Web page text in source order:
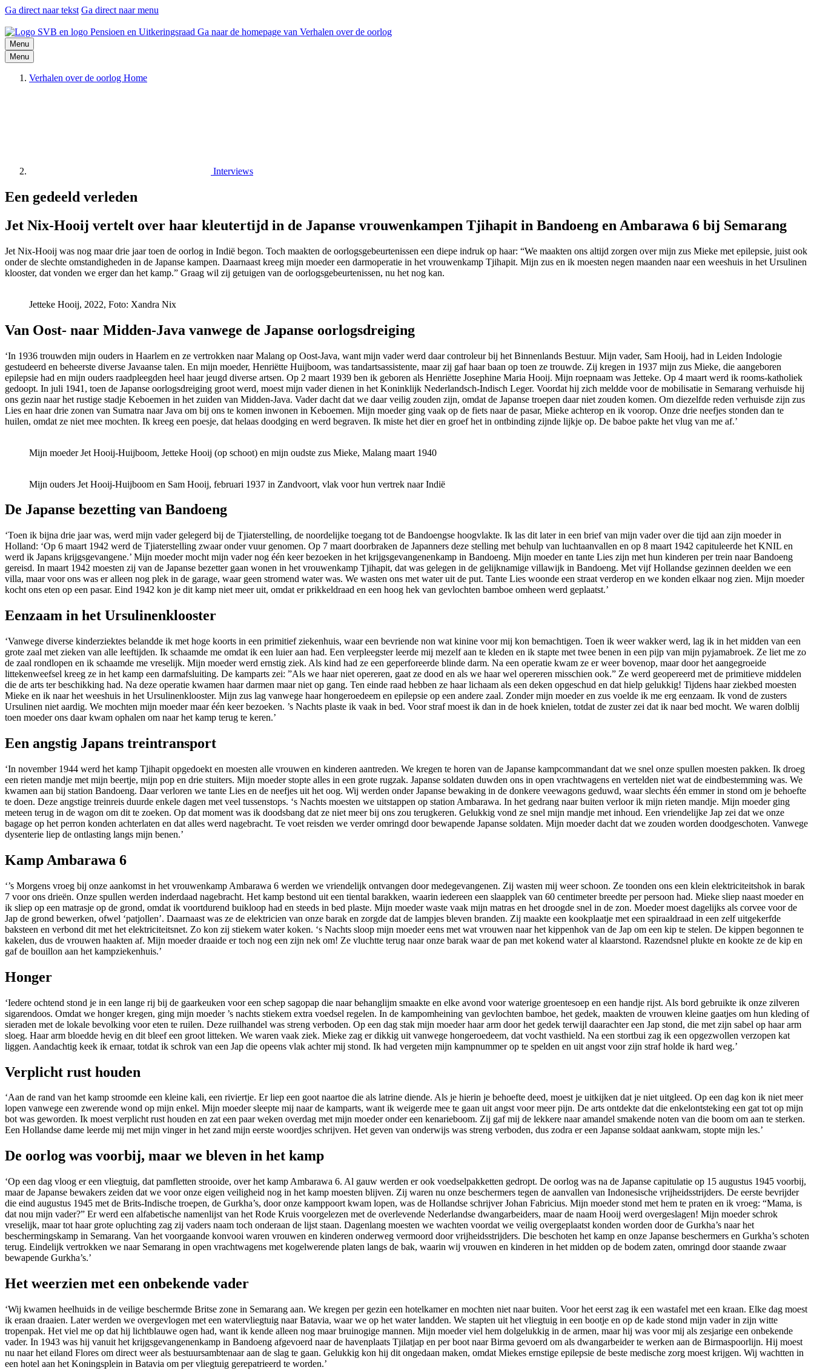
Ga direct naar tekst Ga direct naar menu
Ga naar de homepage van Verhalen over de oorlog
Menu
Menu
Verhalen over de oorlog Home
Interviews
Een gedeeld verleden
Jet Nix-Hooij vertelt over haar kleutertijd in de Japanse vrouwenkampen Tjihapit in Bandoeng en Ambarawa 6 bij Semarang
Jet Nix-Hooij was nog maar drie jaar toen de oorlog in Indië begon. Toch maakten de oorlogsgebeurtenissen een diepe indruk op haar: “We maakten ons altijd zorgen over mijn zus Mieke met epilepsie, juist ook
onder de slechte omstandigheden in de Japanse kampen. Daarnaast kreeg mijn moeder een darmoperatie in het vrouwenkamp Tjihapit. Mijn zus en ik moesten negen maanden naar een weeshuis in het Ursulinen
klooster, dat vonden we erger dan het kamp.” Graag wil zij getuigen van de oorlogsgebeurtenissen, nu het nog kan.
Jetteke Hooij, 2022, Foto: Xandra Nix
Van Oost- naar Midden-Java vanwege de Japanse oorlogsdreiging
‘In 1936 trouwden mijn ouders in Haarlem en ze vertrokken naar Malang op Oost-Java, want mijn vader werd daar controleur bij het Binnenlands Bestuur. Mijn vader, Sam Hooij, had in Leiden Indologie
gestudeerd en beheerste diverse Javaanse talen. En mijn moeder, Henriëtte Huijboom, was tandartsassistente, maar zij gaf haar baan op toen ze trouwde. Zij kregen in 1937 mijn zus Mieke, die aangeboren
epilepsie had en mijn ouders raadpleegden heel haar jeugd diverse artsen. Op 2 maart 1939 ben ik geboren als Henriëtte Josephine Maria Hooij. Mijn roepnaam was Jetteke. Op 4 maart werd ik rooms-katholiek
gedoopt. In juli 1941, toen de Japanse oorlogsdreiging groot werd, moest mijn vader dienen in het Koninklijk Nederlandsch-Indisch Leger. Voordat hij zich meldde voor de mobilisatie in Semarang verhuisde hij
ons gezin naar het rustige stadje Keboemen in het zuiden van Midden-Java. Vader dacht dat we daar veilig zouden zijn, omdat de Japanse troepen daar niet zouden komen. Om diezelfde reden verhuisde zijn zus
Lies en haar drie zonen van Sumatra naar Java om bij ons te komen inwonen in Keboemen. Mijn moeder ging vaak op de fiets naar de pasar, Mieke achterop en ik voorop. Onze drie neefjes stonden dan te
huilen, omdat ze niet mee mochten. Ik kreeg een poesje, dat helaas doodging en werd begraven. Ik miste het dier en groef het in ontbinding zijnde lijkje op. De baboe pakte het vlug van me af.’
Mijn moeder Jet Hooij-Huijboom, Jetteke Hooij (op schoot) en mijn oudste zus Mieke, Malang maart 1940
Mijn ouders Jet Hooij-Huijboom en Sam Hooij, februari 1937 in Zandvoort, vlak voor hun vertrek naar Indië
De Japanse bezetting van Bandoeng
‘Toen ik bijna drie jaar was, werd mijn vader gelegerd bij de Tjiaterstelling, de noordelijke toegang tot de Bandoengse hoogvlakte. Ik las dit later in een brief van mijn vader over die tijd aan zijn moeder in
Holland: ‘Op 6 maart 1942 werd de Tjiaterstelling zwaar onder vuur genomen. Op 7 maart doorbraken de Japanners deze stelling met behulp van luchtaanvallen en op 8 maart 1942 capituleerde het KNIL en
werd ik Japans krijgsgevangene.’ Mijn moeder mocht mijn vader nog één keer bezoeken in het krijgsgevangenenkamp in Bandoeng. Mijn moeder en tante Lies zijn met hun kinderen per trein naar Bandoeng
gereisd. In maart 1942 moesten zij van de Japanse bezetter gaan wonen in het vrouwenkamp Tjihapit, dat was gelegen in de gelijknamige villawijk in Bandoeng. Met vijf Hollandse gezinnen deelden we een
villa, maar voor ons was er alleen nog plek in de garage, waar geen stromend water was. We wasten ons met water uit de put. Tante Lies woonde een straat verderop en we konden elkaar nog zien. Mijn moeder
kocht ons eten op een pasar. Eind 1942 kon je dit kamp niet meer uit, omdat er prikkeldraad en een hoog hek van gevlochten bamboe omheen werd geplaatst.’
Eenzaam in het Ursulinenklooster
‘Vanwege diverse kinderziektes belandde ik met hoge koorts in een primitief ziekenhuis, waar een bevriende non wat kinine voor mij kon bemachtigen. Toen ik weer wakker werd, lag ik in het midden van een
grote zaal met zieken van alle leeftijden. Ik schaamde me omdat ik een luier aan had. Een verpleegster leerde mij mezelf aan te kleden en ik stapte met twee benen in een pijp van mijn pyjamabroek. Ze liet me zo
de zaal rondlopen en ik schaamde me vreselijk. Mijn moeder werd ernstig ziek. Als kind had ze een geperforeerde blinde darm. Na een operatie kwam ze er weer bovenop, maar door het aangegroeide
littekenweefsel kreeg ze in het kamp een darmafsluiting. De kamparts zei: ”Als we haar niet opereren, gaat ze dood en als we haar wel opereren misschien ook.” Ze werd geopereerd met de primitieve middelen
die de arts ter beschikking had. Na deze operatie kwamen haar darmen maar niet op gang. Ten einde raad hebben ze haar lichaam als een deken opgeschud en dat hielp gelukkig! Tijdens haar ziekbed moesten
Mieke en ik naar het weeshuis in het Ursulinenklooster. Mijn zus lag vanwege haar hongeroedeem en epilepsie op een andere zaal. Zonder mijn moeder en zus voelde ik me erg eenzaam. Ik vond de zusters
Ursulinen niet aardig. We mochten mijn moeder maar één keer bezoeken. ’s Nachts plaste ik vaak in bed. Voor straf moest ik dan in de hoek knielen, totdat de zuster zei dat ik naar bed mocht. We waren dolblij
toen moeder ons daar kwam ophalen om naar het kamp terug te keren.’
Een angstig Japans treintransport
‘In november 1944 werd het kamp Tjihapit opgedoekt en moesten alle vrouwen en kinderen aantreden. We kregen te horen van de Japanse kampcommandant dat we snel onze spullen moesten pakken. Ik droeg
een rieten mandje met mijn beertje, mijn pop en drie stuiters. Mijn moeder stopte alles in een grote rugzak. Japanse soldaten duwden ons in open vrachtwagens en vertelden niet wat de eindbestemming was. We
kwamen aan bij station Bandoeng. Daar verloren we tante Lies en de neefjes uit het oog. Wij werden onder Japanse bewaking in de donkere veewagons geduwd, waar slechts één emmer in stond om je behoefte
te doen. Deze angstige treinreis duurde enkele dagen met veel tussenstops. ‘s Nachts moesten we uitstappen op station Ambarawa. In het gedrang naar buiten verloor ik mijn rieten mandje. Mijn moeder ging
meteen terug in de wagon om dit te zoeken. Op dat moment was ik doodsbang dat ze niet meer bij ons zou terugkeren. Gelukkig vond ze snel mijn mandje met inhoud. Een vriendelijke Jap zei dat we onze
bagage op het perron konden achterlaten en dat alles werd nagebracht. Te voet reisden we verder omringd door bewapende Japanse soldaten. Mijn moeder dacht dat we zouden worden doodgeschoten. Vanwege
dysenterie liep de ontlasting langs mijn benen.’
Kamp Ambarawa 6
‘’s Morgens vroeg bij onze aankomst in het vrouwenkamp Ambarawa 6 werden we vriendelijk ontvangen door medegevangenen. Zij wasten mij weer schoon. Ze toonden ons een klein elektriciteitshok in barak
7 voor ons drieën. Onze spullen werden inderdaad nagebracht. Het kamp bestond uit een tiental barakken, waarin iedereen een slaapplek van 60 centimeter breedte per persoon had. Mieke sliep naast moeder en
ik sliep op een matrasje op de grond, omdat ik voortdurend buikloop had en steeds in bed plaste. Mijn moeder waste vaak mijn matras en het droogde snel in de zon. Moeder moest dagelijks als corvee voor de
Jap de grond bewerken, ofwel ‘patjollen’. Daarnaast was ze de elektricien van onze barak en zorgde dat de lampjes bleven branden. Zij maakte een kookplaatje met een spiraaldraad in een zelf uitgekerfde
baksteen en verbond dit met het elektriciteitsnet. Zo kon zij stiekem water koken. ‘s Nachts sloop mijn moeder eens met wat vrouwen naar het kippenhok van de Jap om een kip te stelen. De kippen begonnen te
kakelen, dus de vrouwen haakten af. Mijn moeder draaide er toch nog een zijn nek om! Ze vluchtte terug naar onze barak waar de pan met kokend water al klaarstond. Razendsnel plukte en kookte ze de kip en
gaf de bouillon aan het kampziekenhuis.’
Honger
‘Iedere ochtend stond je in een lange rij bij de gaarkeuken voor een schep sagopap die naar behanglijm smaakte en elke avond voor waterige groentesoep en een handje rijst. Als bord gebruikte ik onze zilveren
sigarendoos. Omdat we honger kregen, ging mijn moeder ’s nachts stiekem extra voedsel regelen. In de kampomheining van gevlochten bamboe, het gedek, maakten de vrouwen kleine gaatjes om hun kleding of
sieraden met de lokale bevolking voor eten te ruilen. Deze ruilhandel was streng verboden. Op een dag stak mijn moeder haar arm door het gedek terwijl daarachter een Jap stond, die met zijn sabel op haar arm
sloeg. Haar arm bloedde hevig en dit bleef een groot litteken. We waren vaak ziek. Mieke zag er dikkig uit vanwege hongeroedeem, dat vocht vasthield. Na een stortbui zag ik een opgezwollen verzopen kat
liggen. Aandachtig keek ik ernaar, totdat ik schrok van een Jap die opeens vlak achter mij stond. Ik had vergeten mijn kampnummer op te spelden en uit angst voor zijn straf holde ik hard weg.’
Verplicht rust houden
‘Aan de rand van het kamp stroomde een kleine kali, een riviertje. Er liep een goot naartoe die als latrine diende. Als je hierin je behoefte deed, moest je uitkijken dat je niet uitgleed. Op een dag kon ik niet meer
lopen vanwege een zwerende wond op mijn enkel. Mijn moeder sleepte mij naar de kamparts, want ik weigerde mee te gaan uit angst voor meer pijn. De arts ontdekte dat die enkelontsteking een gat tot op mijn
bot was geworden. Ik moest verplicht rust houden en zat een paar weken overdag met mijn moeder onder een kenarieboom. Zij gaf mij de lekkere naar amandel smakende noten van die boom om aan te sterken.
Een Hollandse dame leerde mij met mijn vinger in het zand mijn eerste woordjes schrijven. Het geven van onderwijs was streng verboden, dus zodra er een Japanse soldaat aankwam, stopte mijn les.’
De oorlog was voorbij, maar we bleven in het kamp
‘Op een dag vloog er een vliegtuig, dat pamfletten strooide, over het kamp Ambarawa 6. Al gauw werden er ook voedselpakketten gedropt. De oorlog was na de Japanse capitulatie op 15 augustus 1945 voorbij,
maar de Japanse bewakers zeiden dat we voor onze eigen veiligheid nog in het kamp moesten blijven. Zij waren nu onze beschermers tegen de aanvallen van Indonesische vrijheidsstrijders. De eerste bevrijder
die eind augustus 1945 met de Brits-Indische troepen, de Gurkha’s, door onze kamppoort kwam lopen, was de Hollandse schrijver Johan Fabricius. Mijn moeder stond met hem te praten en ik vroeg: “Mama, is
dat nou mijn vader?” Er werd een alfabetische namenlijst van het Rode Kruis voorgelezen met de overlevende Nederlandse dwangarbeiders, maar de naam Hooij werd overgeslagen! Mijn moeder schrok
vreselijk, maar tot haar grote opluchting zag zij vaders naam toch onderaan de lijst staan. Dagenlang moesten we wachten voordat we veilig overgeplaatst konden worden door de Gurkha’s naar het
beschermingskamp in Semarang. Van het voorgaande konvooi waren vrouwen en kinderen onderweg vermoord door vrijheidsstrijders. Die beschoten het kamp en onze Japanse beschermers en Gurkha’s schoten
terug. Eindelijk vertrokken we naar Semarang in open vrachtwagens met kogelwerende platen langs de bak, waarin wij vrouwen en kinderen in het midden op de bodem zaten, omringd door staande zwaar
bewapende Gurkha’s.’
Het weerzien met een onbekende vader
‘Wij kwamen heelhuids in de veilige beschermde Britse zone in Semarang aan. We kregen per gezin een hotelkamer en mochten niet naar buiten. Voor het eerst zag ik een wastafel met een kraan. Elke dag moest
ik eraan draaien. Later werden we overgevlogen met een watervliegtuig naar Batavia, waar we op het water landden. We stapten uit het vliegtuig in een bootje en op de kade stond mijn vader in zijn witte
tropenpak. Het viel me op dat hij lichtblauwe ogen had, want ik kende alleen nog maar bruinogige mannen. Mijn moeder viel hem dolgelukkig in de armen, maar hij was voor mij als zesjarige een onbekende
vader. In 1943 was hij vanuit het krijgsgevangenenkamp in Bandoeng afgevoerd naar de havenplaats Tjilatjap en per boot naar Birma gevoerd om als dwangarbeider te werken aan de Birmaspoorlijn. Hij moest
nu naar het eiland Flores om direct weer als bestuursambtenaar aan de slag te gaan. Gelukkig kon hij dit ongedaan maken, omdat Miekes ernstige epilepsie de beste medische zorg moest krijgen. Wij wachtten in
een hotel aan het Koningsplein in Batavia om per vliegtuig gerepatrieerd te worden.’